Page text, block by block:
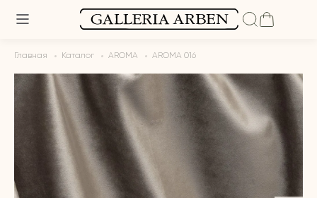
Главная Каталог AROMA AROMA 016